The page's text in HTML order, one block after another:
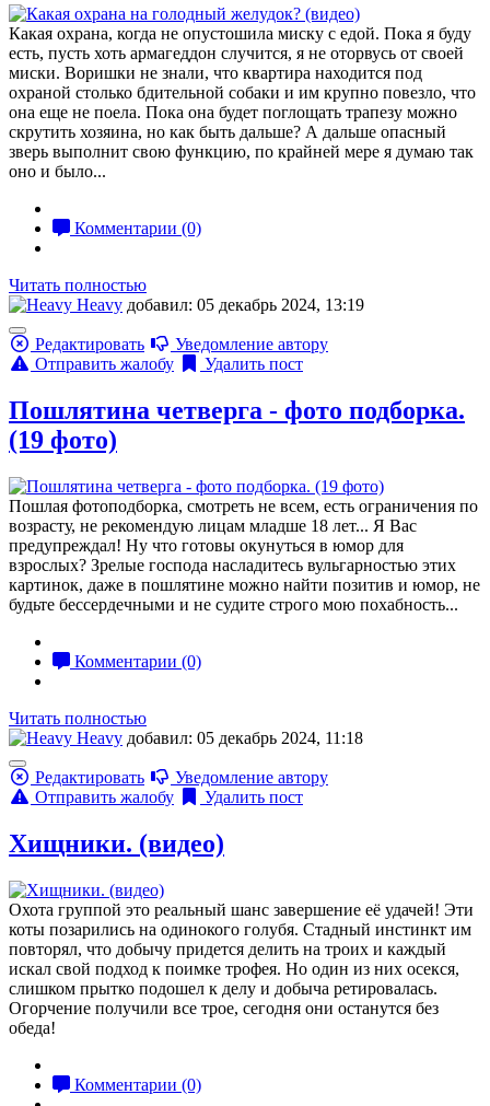
Какая охрана, когда не опустошила миску с едой. Пока я буду
есть, пусть хоть армагеддон случится, я не оторвусь от своей
миски. Воришки не знали, что квартира находится под
охраной столько бдительной собаки и им крупно повезло, что
она еще не поела. Пока она будет поглощать трапезу можно
скрутить хозяина, но как быть дальше? А дальше опасный
зверь выполнит свою функцию, по крайней мере я думаю так
оно и было...
Комментарии (0)
Читать полностью
Heavy добавил: 05 декабрь 2024, 13:19
Редактировать
Уведомление автору
Отправить жалобу
Удалить пост
Пошлятина четверга - фото подборка.
(19 фото)
Пошлая фотоподборка, смотреть не всем, есть ограничения по
возрасту, не рекомендую лицам младше 18 лет... Я Вас
предупреждал! Ну что готовы окунуться в юмор для
взрослых? Зрелые господа насладитесь вульгарностью этих
картинок, даже в пошлятине можно найти позитив и юмор, не
будьте бессердечными и не судите строго мою похабность...
Комментарии (0)
Читать полностью
Heavy добавил: 05 декабрь 2024, 11:18
Редактировать
Уведомление автору
Отправить жалобу
Удалить пост
Хищники. (видео)
Охота группой это реальный шанс завершение её удачей! Эти
коты позарились на одинокого голубя. Стадный инстинкт им
повторял, что добычу придется делить на троих и каждый
искал свой подход к поимке трофея. Но один из них осекся,
слишком прытко подошел к делу и добыча ретировалась.
Огорчение получили все трое, сегодня они останутся без
обеда!
Комментарии (0)